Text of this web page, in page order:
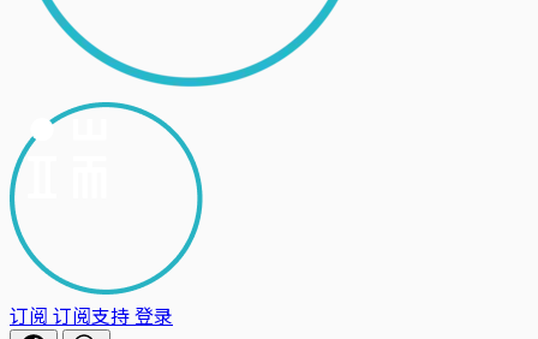
订阅 订阅支持登录